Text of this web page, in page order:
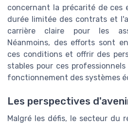
concernant la précarité de ces
durée limitée des contrats et
carrière claire pour les
Néanmoins, des efforts sont
ces conditions et offrir des
stables pour ces
fonctionnement des systèmes
Les perspectives
Malgré les défis, le secteur du